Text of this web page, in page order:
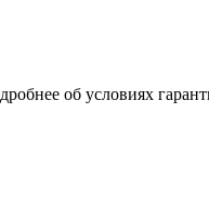
об условиях